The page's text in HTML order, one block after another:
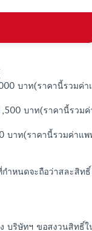
บาท(ราคานี้รวมค่
บาท(ราคานี้รวม
บาท(ราคานี้รวมค่าแ
ำหนดจะถือว่าสละสิท
บริษัทฯ ขอสงวนสิทธิ์ใ